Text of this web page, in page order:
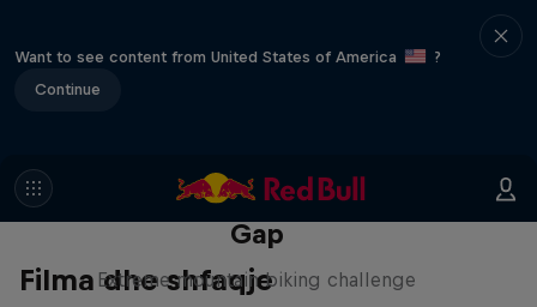
Want to see content from United States of America
?
Continue
Filma dhe shfaqje
Matt Jones: The Impossible
Gap
Extreme mountain biking challenge